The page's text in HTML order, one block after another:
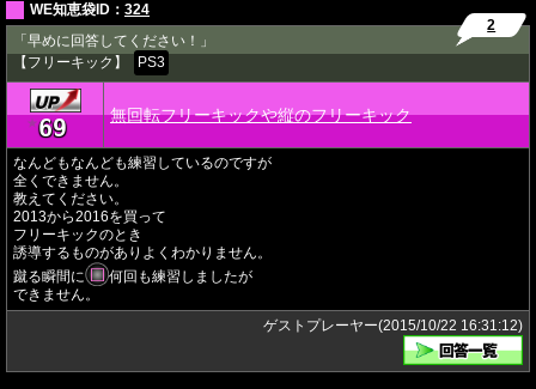
WE知恵袋ID： 324
「早めに回答してください！」
【フリーキック】
PS3
2
★69 無回転フリーキックや縦のフリーキック
なんどもなんども練習しているのですが
全くできません。
教えてください。
2013から2016を買って
フリーキックのとき
誘導するものがありよくわかりません。
蹴る瞬間に
何回も練習しましたが
できません。
ゲストプレーヤー(2015/10/22 16:31:12)